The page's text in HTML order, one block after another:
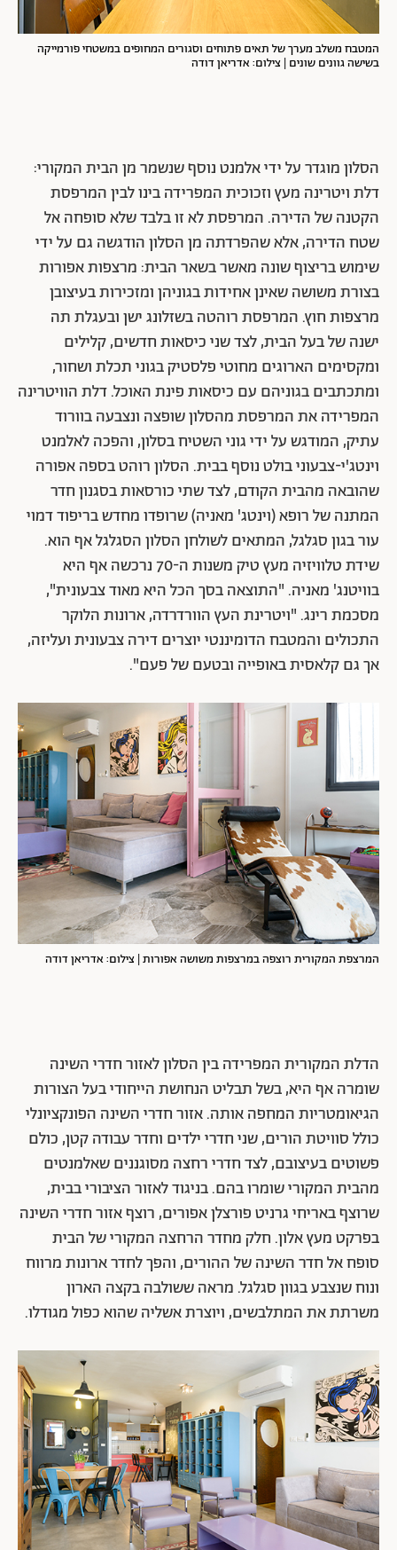
המטבח משלב מערך של תאים פתוחים וסגורים המחופים במשטחי פורמייקה
בשישה גוונים שונים | צילום: אדריאן דודה
הסלון מוגדר על ידי אלמנט נוסף שנשמר מן הבית המקורי:
דלת ויטרינה מעץ וזכוכית המפרידה בינו לבין המרפסת
הקטנה של הדירה. המרפסת לא זו בלבד שלא סופחה אל
שטח הדירה, אלא שהפרדתה מן הסלון הודגשה גם על ידי
שימוש בריצוף שונה מאשר בשאר הבית: מרצפות אפורות
בצורת משושה שאינן אחידות בגוניהן ומזכירות בעיצובן
מרצפות חוץ. המרפסת רוהטה בשזלונג ישן ובעגלת תה
ישנה של בעל הבית, לצד שני כיסאות חדשים, קלילים
ומקסימים הארוגים מחוטי פלסטיק בגוני תכלת ושחור,
ומתכתבים בגוניהם עם כיסאות פינת האוכל. דלת הוויטרינה
המפרידה את המרפסת מהסלון שופצה ונצבעה בוורוד
עתיק, המודגש על ידי גוני השטיח בסלון, והפכה לאלמנט
וינטג'י-צבעוני בולט נוסף בבית. הסלון רוהט בספה אפורה
שהובאה מהבית הקודם, לצד שתי כורסאות בסגנון חדר
המתנה של רופא (וינטג' מאניה) שרופדו מחדש בריפוד דמוי
עור בגון סגלגל, המתאים לשולחן הסלון הסגלגל אף הוא.
שידת טלוויזיה מעץ טיק משנות ה-70 נרכשה אף היא
בוויטנג' מאניה. "התוצאה בסך הכל היא מאוד צבעונית",
מסכמת רינג. "ויטרינת העץ הוורדרדה, ארונות הלוקר
התכולים והמטבח הדומיננטי יוצרים דירה צבעונית ועליזה,
אך גם קלאסית באופייה ובטעם של פעם".
המרצפת המקורית רוצפה במרצפות משושה אפורות | צילום: אדריאן דודה
הדלת המקורית המפרידה בין הסלון לאזור חדרי השינה
שומרה אף היא, בשל תבליט הנחושת הייחודי בעל הצורות
הגיאומטריות המחפה אותה. אזור חדרי השינה הפונקציונלי
כולל סוויטת הורים, שני חדרי ילדים וחדר עבודה קטן, כולם
פשוטים בעיצובם, לצד חדרי רחצה מסוגננים שאלמנטים
מהבית המקורי שומרו בהם. בניגוד לאזור הציבורי בבית,
שרוצף באריחי גרניט פורצלן אפורים, רוצף אזור חדרי השינה
בפרקט מעץ אלון. חלק מחדר הרחצה המקורי של הבית
סופח אל חדר השינה של ההורים, והפך לחדר ארונות מרווח
ונוח שנצבע בגוון סגלגל. מראה ששולבה בקצה הארון
משרתת את המתלבשים, ויוצרת אשליה שהוא כפול מגודלו.